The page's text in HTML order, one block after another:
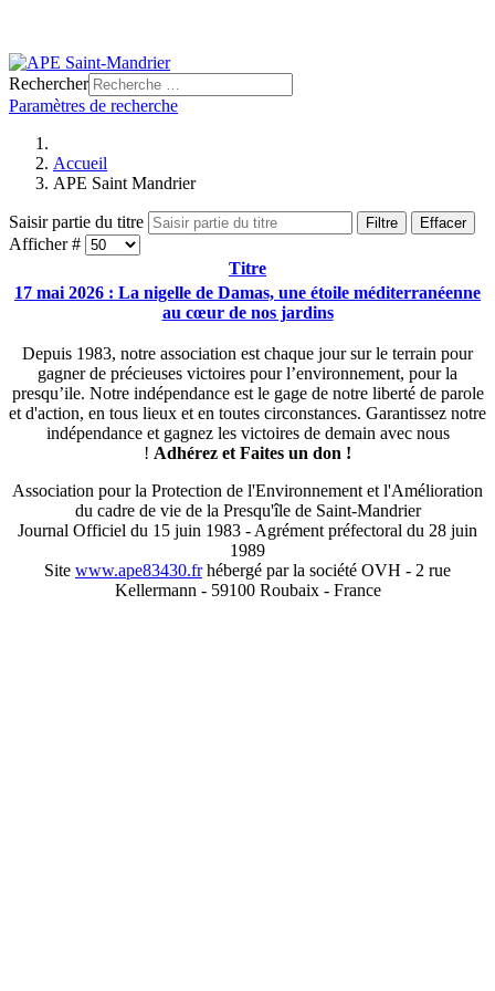
Rechercher
Paramètres de recherche
Accueil
APE Saint Mandrier
Saisir partie du titre Filtre Effacer
Afficher #
Titre
17 mai 2026 : La nigelle de Damas, une étoile méditerranéenne
au cœur de nos jardins
Depuis 1983, notre association est chaque jour sur le terrain pour
gagner de précieuses victoires pour l’environnement, pour la
presqu’ile. Notre indépendance est le gage de notre liberté de parole
et d'action, en tous lieux et en toutes circonstances. Garantissez notre
indépendance et gagnez les victoires de demain avec nous
! Adhérez et Faites un don !
Association pour la Protection de l'Environnement et l'Amélioration
du cadre de vie de la Presqu'île de Saint-Mandrier
Journal Officiel du 15 juin 1983 - Agrément préfectoral du 28 juin
1989
Site www.ape83430.frhébergé par la société OVH - 2 rue
Kellermann - 59100 Roubaix - France